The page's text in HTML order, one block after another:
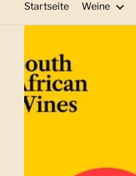
Startseite Weine